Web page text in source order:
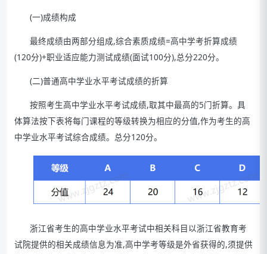
(一)成绩构成
最终成绩由两部分组成,综合素质成绩=高中学考折算成绩
(120分)+职业适应能力测试成绩(面试100分),总分220分。
(二)普通高中学业水平考试成绩的折算
按照考生高中学业水平考试成绩,取其中最高的5门折算。具
体算法按下表将每门课程的等级转换为相应的分值,作为考生的高
中学业水平考试综合成绩。总分120分。
浙江省考生的高中学业水平考试中相关科目以浙江省教育考
试院提供的相关成绩信息为准,高中学考等级是外省获得的,须提供